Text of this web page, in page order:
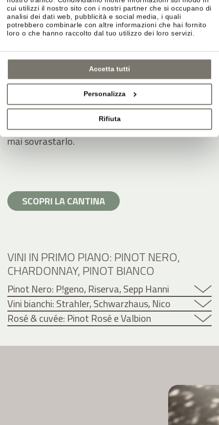
cui utilizzi il nostro sito con i nostri partner che si occupano di
analisi dei dati web, pubblicità e social media, i quali
potrebbero combinarle con altre informazioni che hai fornito
loro o che hanno raccolto dal tuo utilizzo dei loro servizi.
Accetta tutti
Personalizza
Rifiuta
accompagnato con precisione. Anno dopo anno,
sempre nuovo.
Materiali naturali per creare quiete.
Argilla, terra, pavimenti aperti, intonaci a base di
calce e argilla. Un clima che rimane stabile.
Affinamento in botti di rovere.
Il legno come strumento: sostiene il vino, senza
mai sovrastarlo.
SCOPRI LA CANTINA
VINI IN PRIMO PIANO: PINOT NERO,
CHARDONNAY, PINOT BIANCO
Pinot Nero: P!geno, Riserva, Sepp Hanni
Vini bianchi: Strahler, Schwarzhaus, Nico
Rosé & cuvée: Pinot Rosé e Valbion